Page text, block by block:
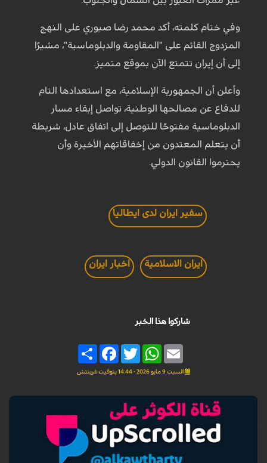
وفي ختام كلمته، أكد محمد رضا صبوري على النهج
المزدوج القائم على "المقاومة والدبلوماسية"، مشيرًا
إلى أن إيران تتمتع الآن بموقع متميز.
وأعلن أن الجمهورية الإسلامية، مع استعدادها التام
للدفاع عن مصالحها الوطنية، تواصل إبقاء مسار
الدبلوماسية مفتوحًا للتوصل إلى اتفاق عادل، شريطة
أن يتعلم المعتدون من إخفاقاتهم الأخيرة وأن
يحترموا القانون الدولي.
سفير ايران لدى ايطاليا
ايران الاسلامية اخبار ايران
شاركوا هذا الخبر
Share
FacebookTwitter
WhatsAppEmail
السبت 9 مايو 2026 - 14:44 بتوقيت غرينتش